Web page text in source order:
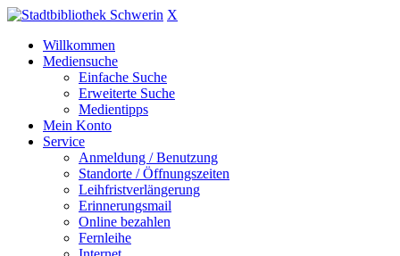
X
Willkommen
Mediensuche
Einfache Suche
Erweiterte Suche
Medientipps
Mein Konto
Service
Anmeldung / Benutzung
Standorte / Öffnungszeiten
Leihfristverlängerung
Erinnerungsmail
Online bezahlen
Fernleihe